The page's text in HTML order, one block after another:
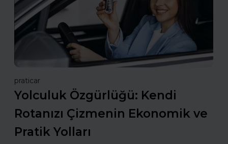
praticar
Yolculuk Özgürlüğü: Kendi
Rotanızı Çizmenin Ekonomik ve
Pratik Yolları